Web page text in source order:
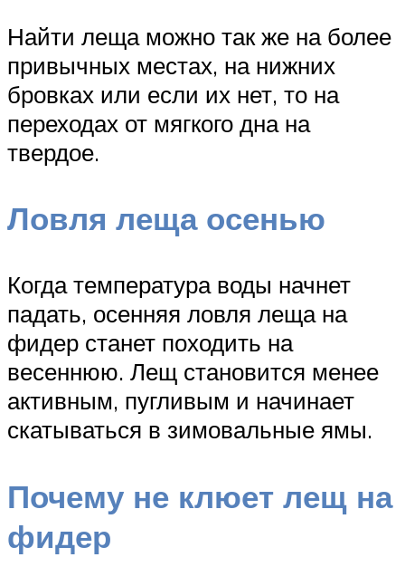
Найти леща можно так же на более
привычных местах, на нижних
бровках или если их нет, то на
переходах от мягкого дна на
твердое.
Ловля леща осенью
Когда температура воды начнет
падать, осенняя ловля леща на
фидер станет походить на
весеннюю. Лещ становится менее
активным, пугливым и начинает
скатываться в зимовальные ямы.
Почему не клюет лещ на
фидер